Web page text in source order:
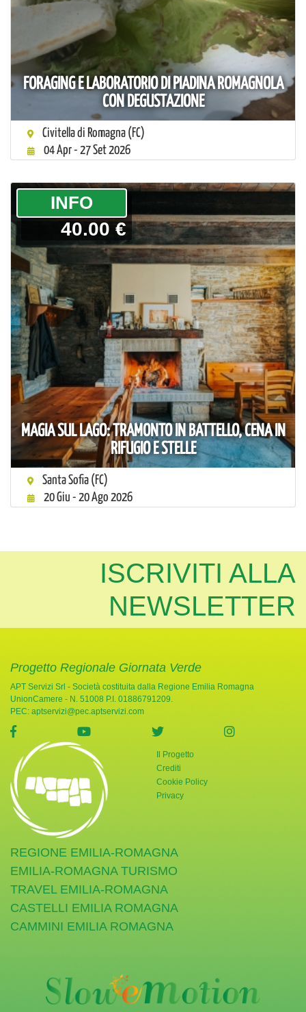
FORAGING E LABORATORIO DI PIADINA ROMAGNOLA
CON DEGUSTAZIONE
Civitella di Romagna (FC)
04 Apr - 27 Set 2026
MAGIA SUL LAGO: TRAMONTO IN BATTELLO, CENA IN
RIFUGIO E STELLE
­INFO
40.00 €
Santa Sofia (FC)
20 Giu - 20 Ago 2026
ISCRIVITI ALLA
NEWSLETTER
Progetto Regionale Giornata Verde
APT Servizi Srl - Società costituita dalla Regione Emilia Romagna
UnionCamere - N. 51008 P.I. 01886791209.
PEC: aptservizi@pec.aptservizi.com
visita la pagina Facebook di Giornata Verde
visita la pagina YouTube di Giornata
visita la pagina Twitter di
visita la
Il Progetto
Crediti
Cookie Policy
Privacy
REGIONE EMILIA-ROMAGNA
EMILIA-ROMAGNA TURISMO
TRAVEL EMILIA-ROMAGNA
CASTELLI EMILIA ROMAGNA
CAMMINI EMILIA ROMAGNA